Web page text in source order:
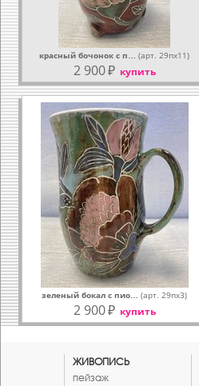
красный бочонок с п… (арт. 29пх11)
2 900₽ купить
зеленый бокал с пио… (арт. 29пх3)
2 900₽ купить
ЖИВОПИСЬ
пейзаж